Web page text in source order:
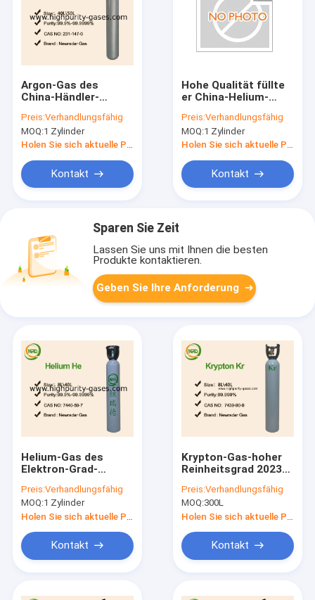
Argon-Gas des
China-Händler-
mit bestem Preis
Preis:Verhandlungsfähig
MOQ:1 Zylinder
Holen Sie sich aktuelle Preis
Kontakt
Hohe Qualität füllte
er China-Helium-
Zylinder-47L
Preis:Verhandlungsfähig
MOQ:1 Zylinder
Holen Sie sich aktuelle Preis
Kontakt
Sparen Sie Zeit
Lassen Sie uns mit Ihnen die besten
Produkte kontaktieren.
Geben Sie Ihre Anforderung
Helium-Gas des
Elektron-Grad-
Verkauf er Helium
99,999
Preis:Verhandlungsfähig
MOQ:1 Zylinder
Kontakt
Krypton-Gas-hoher
Reinheitsgrad 2023
Zylinder für Gläser
Preis:Verhandlungsfähig
MOQ:300L
Kontakt